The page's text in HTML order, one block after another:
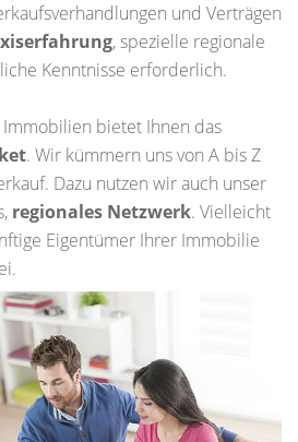
und Verträgen
, spezielle regionale
Kenntnisse erforderlich.
bietet Ihnen das
. Wir kümmern uns von A bis Z
Dazu nutzen wir auch unser
regionales Netzwerk. Vielleicht
Eigentümer Ihrer Immobilie